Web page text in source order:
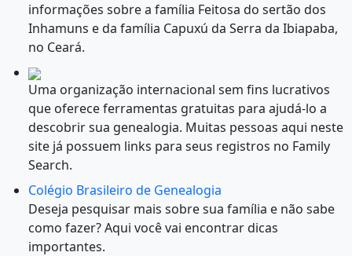
informações sobre a família Feitosa do sertão dos
Inhamuns e da família Capuxú da Serra da Ibiapaba,
no Ceará.
Uma organização internacional sem fins lucrativos
que oferece ferramentas gratuitas para ajudá-lo a
descobrir sua genealogia. Muitas pessoas aqui neste
site já possuem links para seus registros no Family
Search.
Colégio Brasileiro de Genealogia
Deseja pesquisar mais sobre sua família e não sabe
como fazer? Aqui você vai encontrar dicas
importantes.